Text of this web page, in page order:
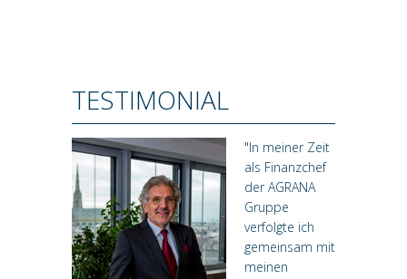
TESTIMONIAL
"In meiner Zeit
als Finanzchef
der AGRANA
Gruppe
verfolgte ich
gemeinsam mit
meinen